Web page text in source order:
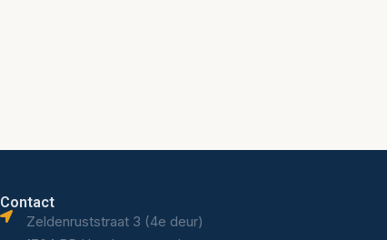
Contact
Zeldenruststraat 3 (4e deur)